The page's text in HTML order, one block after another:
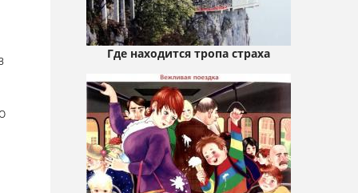
Где находится тропа страха